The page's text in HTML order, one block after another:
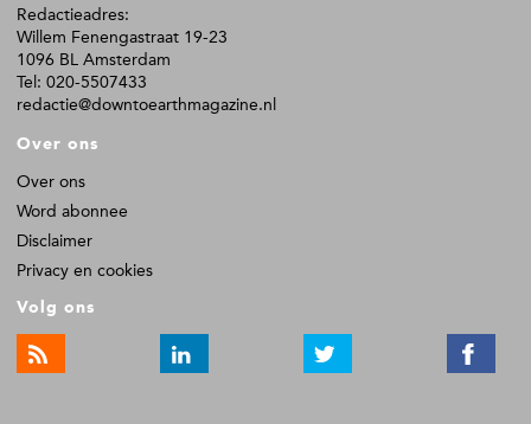
Redactieadres:
Willem Fenengastraat 19-23
1096 BL Amsterdam
Tel: 020-5507433
redactie@downtoearthmagazine.nl
Over ons
Over ons
Word abonnee
Disclaimer
Privacy en cookies
Volg ons